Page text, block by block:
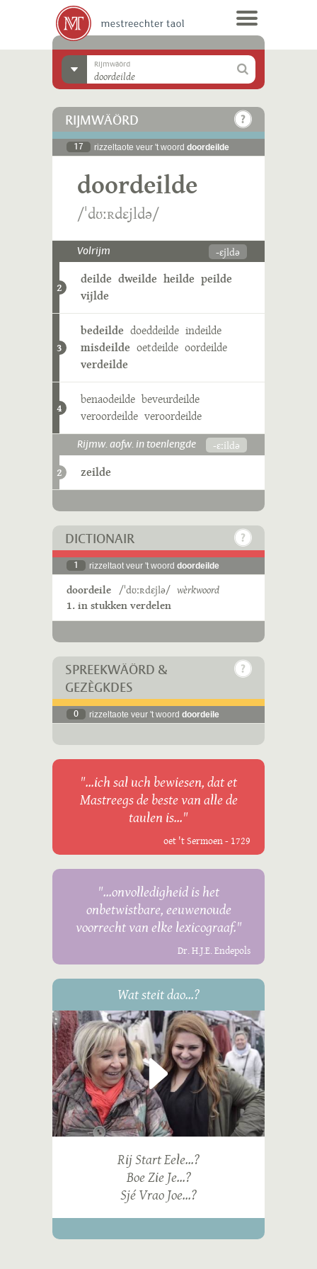
Rijmwäörd
RIJMWÄÖRD
17 rizzeltaote veur 't woord doordeilde
doordeilde
/ˈdʊːʀdɛjldə/
Volrijm -ɛjldə
2
deilde dweilde heilde peilde
vijlde
3
bedeilde doeddeilde indeilde
misdeilde oetdeilde oordeilde
verdeilde
4
benaodeilde beveurdeilde
veroordeilde veroordeilde
Rijmw. aofw. in toenlengde -ɛːildə
2 zeilde
DICTIONAIR
1 rizzeltaot veur 't woord doordeilde
doordeile /ˈdʊːʀdɛjlə/ wèrkwoord
1. in stukken verdelen
SPREEKWÄÖRD &
GEZÈGKDES
0 rizzeltaote veur 't woord doordeile
"...ich sal uch bewiesen, dat et
Mastreegs de beste van alle de
taulen is..."
oet 't Sermoen - 1729
"...onvolledigheid is het
onbetwistbare, eeuwenoude
voorrecht van elke lexicograaf."
Dr. H.J.E. Endepols
Wat steit dao...?
Rij Start Eele...?
Boe Zie Je...?
Sjé Vrao Joe...?